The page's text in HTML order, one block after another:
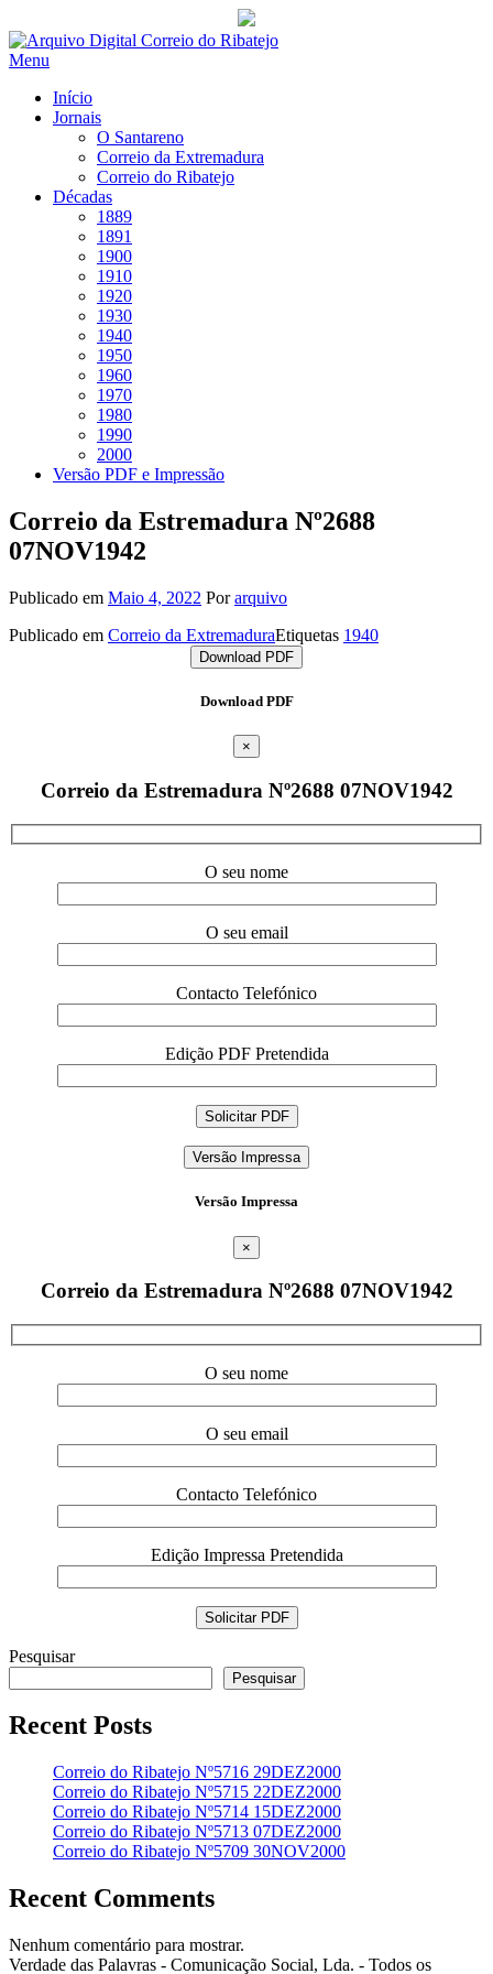
Saltar
para
Menu
Início
Jornais
O Santareno
Correio da Extremadura
Correio do Ribatejo
Décadas
1889
1891
1900
1910
1920
1930
1940
1950
1960
1970
1980
1990
2000
Versão PDF e Impressão
Correio da Estremadura Nº2688
07NOV1942
Publicado em Maio 4, 2022 Porarquivo
Publicado em Correio da ExtremaduraEtiquetas 1940
Download PDF
Download PDF
×
Correio da Estremadura Nº2688 07NOV1942
O seu nome
O seu email
Contacto Telefónico
Edição PDF Pretendida
Versão Impressa
Versão Impressa
×
Correio da Estremadura Nº2688 07NOV1942
O seu nome
O seu email
Contacto Telefónico
Edição Impressa Pretendida
Pesquisar
Pesquisar
Recent Posts
Correio do Ribatejo Nº5716 29DEZ2000
Correio do Ribatejo Nº5715 22DEZ2000
Correio do Ribatejo Nº5714 15DEZ2000
Correio do Ribatejo Nº5713 07DEZ2000
Correio do Ribatejo Nº5709 30NOV2000
Recent Comments
Nenhum comentário para mostrar.
Verdade das Palavras - Comunicação Social, Lda. - Todos os